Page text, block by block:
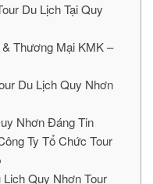
Du Lịch Tại Quy
Thương Mại KMK –
Du Lịch Quy Nhơn
Nhơn Đáng Tin
Ty Tổ Chức Tour
Lịch Quy Nhơn Tour